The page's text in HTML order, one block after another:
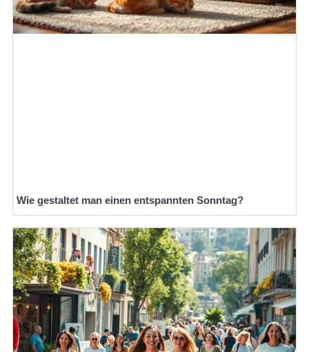
Wie gestaltet man einen entspannten Sonntag?